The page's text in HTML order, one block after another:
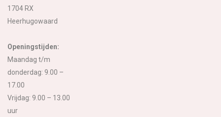
1704 RX
Heerhugowaard
Openingstijden:
Maandag t/m
donderdag: 9.00 –
17.00
Vrijdag: 9.00 – 13.00
uur